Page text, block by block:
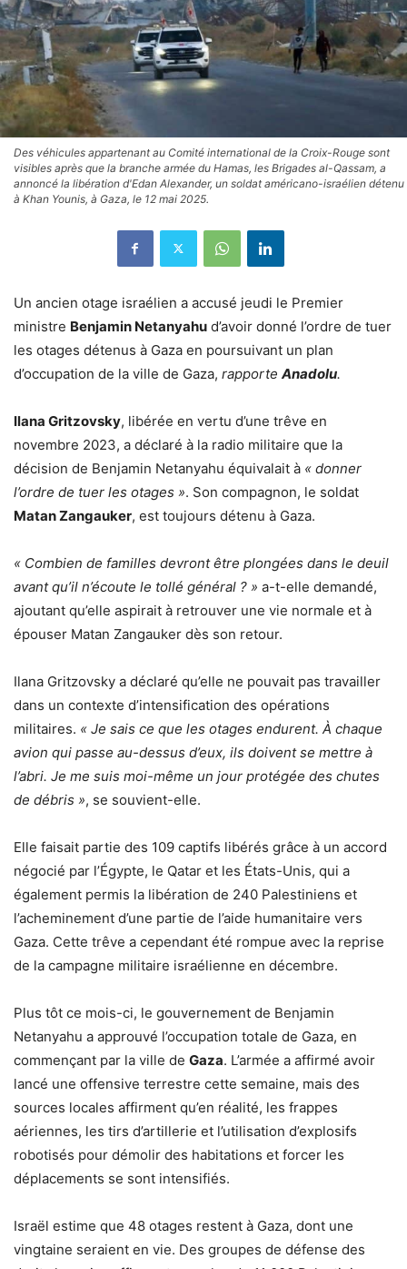
Des véhicules appartenant au Comité international de la Croix-Rouge sont
visibles après que la branche armée du Hamas, les Brigades al-Qassam, a
annoncé la libération d'Edan Alexander, un soldat américano-israélien détenu
à Khan Younis, à Gaza, le 12 mai 2025.
Un ancien otage israélien a accusé jeudi le Premier
ministre Benjamin Netanyahu d’avoir donné l’ordre de tuer
les otages détenus à Gaza en poursuivant un plan
d’occupation de la ville de Gaza, rapporte Anadolu.
Ilana Gritzovsky, libérée en vertu d’une trêve en
novembre 2023, a déclaré à la radio militaire que la
décision de Benjamin Netanyahu équivalait à « donner
l’ordre de tuer les otages ». Son compagnon, le soldat
Matan Zangauker, est toujours détenu à Gaza.
« Combien de familles devront être plongées dans le deuil
avant qu’il n’écoute le tollé général ? » a-t-elle demandé,
ajoutant qu’elle aspirait à retrouver une vie normale et à
épouser Matan Zangauker dès son retour.
Ilana Gritzovsky a déclaré qu’elle ne pouvait pas travailler
dans un contexte d’intensification des opérations
militaires. « Je sais ce que les otages endurent. À chaque
avion qui passe au-dessus d’eux, ils doivent se mettre à
l’abri. Je me suis moi-même un jour protégée des chutes
de débris », se souvient-elle.
Elle faisait partie des 109 captifs libérés grâce à un accord
négocié par l’Égypte, le Qatar et les États-Unis, qui a
également permis la libération de 240 Palestiniens et
l’acheminement d’une partie de l’aide humanitaire vers
Gaza. Cette trêve a cependant été rompue avec la reprise
de la campagne militaire israélienne en décembre.
Plus tôt ce mois-ci, le gouvernement de Benjamin
Netanyahu a approuvé l’occupation totale de Gaza, en
commençant par la ville de Gaza. L’armée a affirmé avoir
lancé une offensive terrestre cette semaine, mais des
sources locales affirment qu’en réalité, les frappes
aériennes, les tirs d’artillerie et l’utilisation d’explosifs
robotisés pour démolir des habitations et forcer les
déplacements se sont intensifiés.
Israël estime que 48 otages restent à Gaza, dont une
vingtaine seraient en vie. Des groupes de défense des